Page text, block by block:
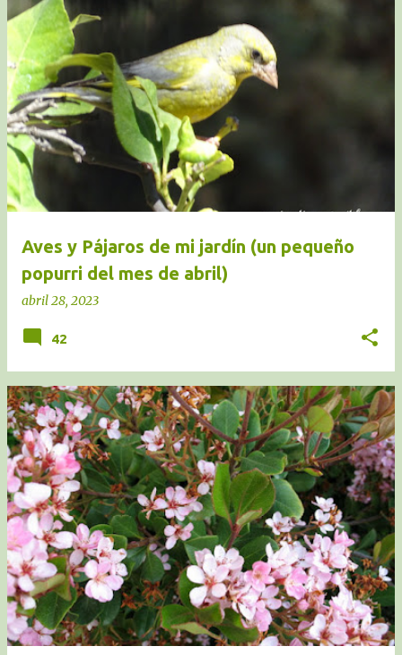
Aves y Pájaros de mi jardín (un pequeño
popurri del mes de abril)
abril 28, 2023
42